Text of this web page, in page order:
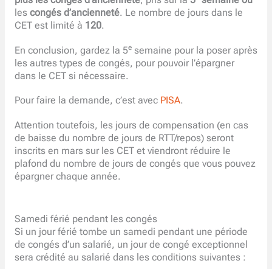
les congés d’ancienneté. Le nombre de jours dans le
CET est limité à 120.
En conclusion, gardez la 5esemaine pour la poser après
les autres types de congés, pour pouvoir l’épargner
dans le CET si nécessaire.
Pour faire la demande, c’est avec PISA.
Attention toutefois, les jours de compensation (en cas
de baisse du nombre de jours de RTT/repos) seront
inscrits en mars sur les CET et viendront réduire le
plafond du nombre de jours de congés que vous pouvez
épargner chaque année.
Samedi férié pendant les congés
Si un jour férié tombe un samedi pendant une période
de congés d’un salarié, un jour de congé exceptionnel
sera crédité au salarié dans les conditions suivantes :